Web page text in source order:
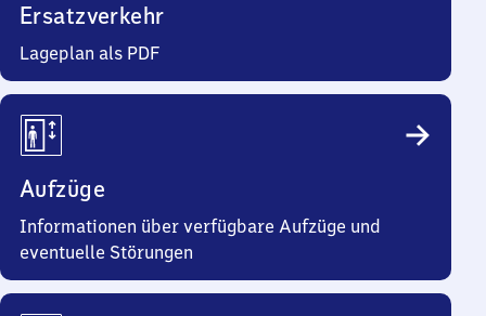
Ersatzverkehr
Lageplan als PDF
Aufzüge
Informationen über verfügbare Aufzüge und
eventuelle Störungen